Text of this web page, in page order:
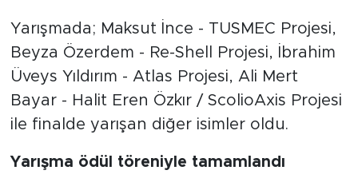
Yarışmada; Maksut İnce - TUSMEC Projesi,
Beyza Özerdem - Re-Shell Projesi, İbrahim
Üveys Yıldırım - Atlas Projesi, Ali Mert
Bayar - Halit Eren Özkır / ScolioAxis Projesi
ile finalde yarışan diğer isimler oldu.
Yarışma ödül töreniyle tamamlandı